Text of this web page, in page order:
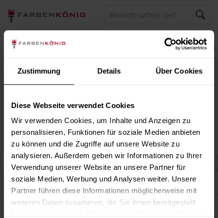
Zustimmung Details Über Cookies
Diese Webseite verwendet Cookies
Wir verwenden Cookies, um Inhalte und Anzeigen zu
personalisieren, Funktionen für soziale Medien anbieten
zu können und die Zugriffe auf unsere Website zu
analysieren. Außerdem geben wir Informationen zu Ihrer
Verwendung unserer Website an unsere Partner für
soziale Medien, Werbung und Analysen weiter. Unsere
Partner führen diese Informationen möglicherweise mit
weiteren Daten zusammen, die Sie ihnen bereitgestellt
Persönliche Beratung unter 040 60 77 65 23
Warenkorb
Mein Konto
Menü
Zero
Zero
Darum sind wir Farbenkönig
Service